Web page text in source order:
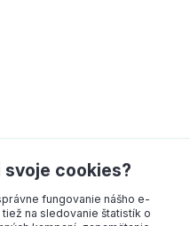
svoje cookies?
fungovanie nášho e-
na sledovanie štatistík o